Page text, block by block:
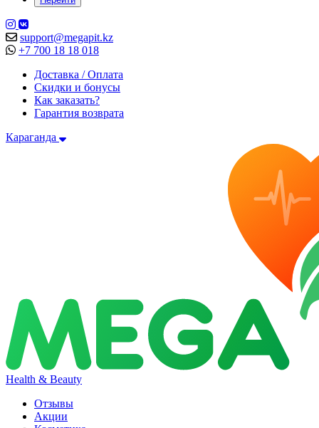
support@megapit.kz
+7 700 18 18 018
Доставка / Оплата
Скидки и бонусы
Как заказать?
Гарантия возврата
Караганда
Health & Beauty
Отзывы
Акции